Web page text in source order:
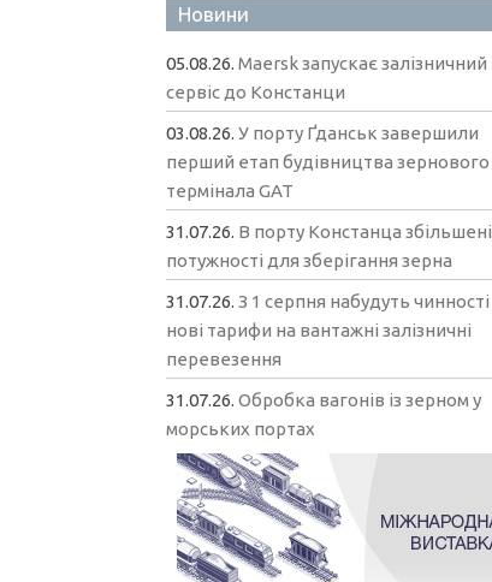
Новини
05.08.26.Maersk запускає залізничний
сервіс до Констанци
03.08.26.У порту Ґданськ завершили
перший етап будівництва зернового
термінала GAT
31.07.26. В порту Констанца збільшені
потужності для зберігання зерна
31.07.26.З 1 серпня набудуть чинності
нові тарифи на вантажні залізничні
перевезення
31.07.26.Обробка вагонів із зерном у
морських портах